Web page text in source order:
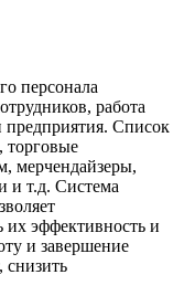
персонала
работа
предприятия. Список
мерчендайзеры,
и т.д. Система
их эффективность и
и завершение
снизить